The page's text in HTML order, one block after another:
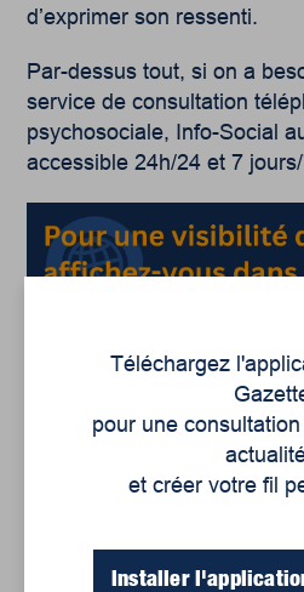
d’exprimer son ressenti.
Par-dessus tout, si on a
service de consultation
psychosociale, Info-Social
accessible 24h/24 et 7
Articles récents
Téléchargez
pour une
et créer votre fil
Installer